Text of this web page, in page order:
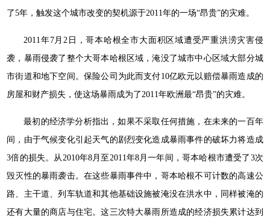
了5年，触发这个城市改变的契机源于2011年的一场“昂贵”的灾难。
2011年7月2日，哥本哈根全市大面积区域遭受严重洪涝灾害侵
袭，暴雨侵袭了整个大哥本哈根区域，淹没了城市中心区域大部分城
市街道和地下空间。保险公司为此而支付10亿欧元以赔偿暴雨造成的
房屋和财产损失，使这场暴雨成为了2011年欧洲最“昂贵”的灾难。
最初的经济学分析指出，如果不采取任何措施，在未来的⼀百年
间，由于气候变化引起天气的剧烈变化造成暴雨事件的破坏力将造成
3倍的损失。从2010年8月至2011年8月⼀年间，哥本哈根市遭受了3次
毁灭性的暴雨袭击。在这些暴雨事件中，哥本哈根不可计数的高速公
路、主干道、列车轨道和其他基础设施被淹没在洪水中，同样被淹的
还有大量的商店与住宅。这三次特大暴雨所造成的经济损失累计达到